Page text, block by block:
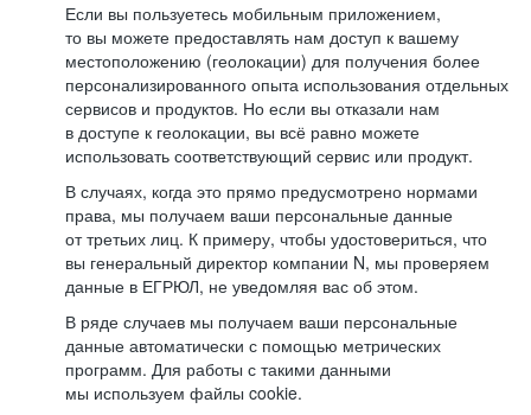
Если вы пользуетесь мобильным приложением,
то вы можете предоставлять нам доступ к вашему
местоположению (геолокации) для получения более
персонализированного опыта использования отдельных
сервисов и продуктов. Но если вы отказали нам
в доступе к геолокации, вы всё равно можете
использовать соответствующий сервис или продукт.
В случаях, когда это прямо предусмотрено нормами
права, мы получаем ваши персональные данные
от третьих лиц. К примеру, чтобы удостовериться, что
вы генеральный директор компании N, мы проверяем
данные в ЕГРЮЛ, не уведомляя вас об этом.
В ряде случаев мы получаем ваши персональные
данные автоматически с помощью метрических
программ. Для работы с такими данными
мы используем файлы cookie.